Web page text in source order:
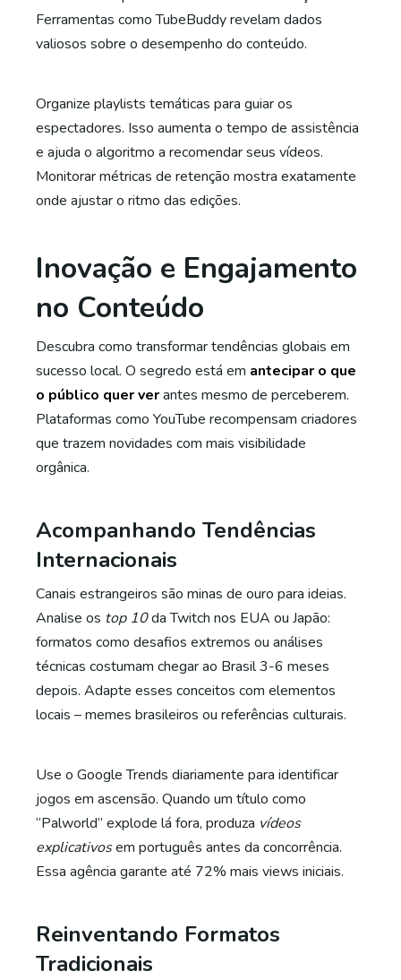
Ferramentas como TubeBuddy revelam dados
valiosos sobre o desempenho do conteúdo.
Organize playlists temáticas para guiar os
espectadores. Isso aumenta o tempo de assistência
e ajuda o algoritmo a recomendar seus vídeos.
Monitorar métricas de retenção mostra exatamente
onde ajustar o ritmo das edições.
Inovação e Engajamento
no Conteúdo
Descubra como transformar tendências globais em
sucesso local. O segredo está em antecipar o que
o público quer verantes mesmo de perceberem.
Plataformas como YouTube recompensam criadores
que trazem novidades com mais visibilidade
orgânica.
Acompanhando Tendências
Internacionais
Canais estrangeiros são minas de ouro para ideias.
Analise os top 10da Twitch nos EUA ou Japão:
formatos como desafios extremos ou análises
técnicas costumam chegar ao Brasil 3-6 meses
depois. Adapte esses conceitos com elementos
locais – memes brasileiros ou referências culturais.
Use o Google Trends diariamente para identificar
jogos em ascensão. Quando um título como
“Palworld” explode lá fora, produza vídeos
explicativosem português antes da concorrência.
Essa agência garante até 72% mais views iniciais.
Reinventando Formatos
Tradicionais